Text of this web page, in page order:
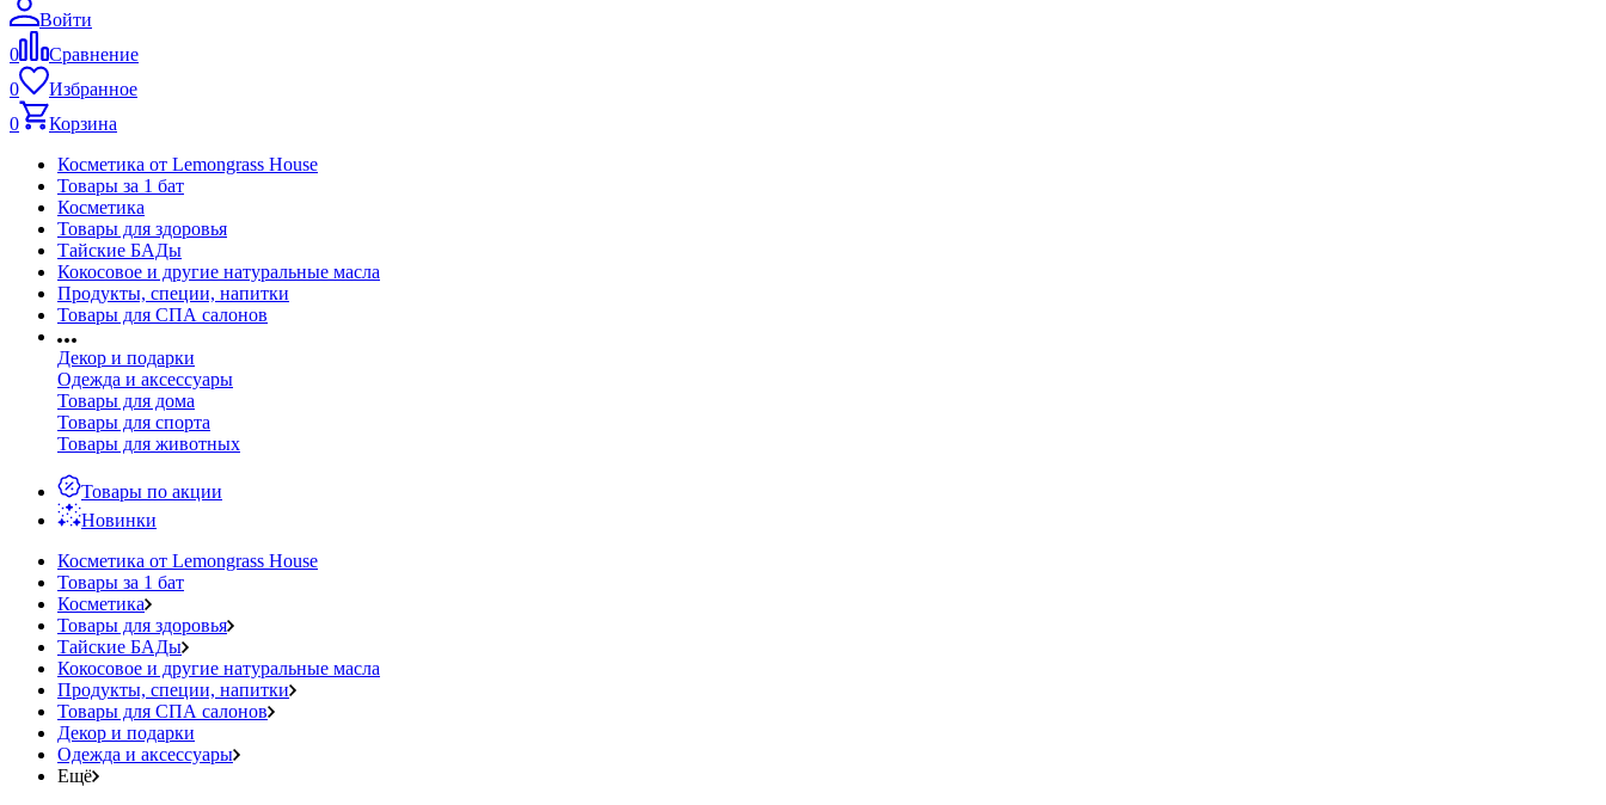
Войти
0
Сравнение
0
Избранное
0
Корзина
Косметика от Lemongrass House
Товары за 1 бат
Косметика
Товары для здоровья
Тайские БАДы
Кокосовое и другие натуральные масла
Продукты, специи, напитки
Товары для СПА салонов
Декор и подарки
Одежда и аксессуары
Товары для дома
Товары для спорта
Товары для животных
Товары по акции
Новинки
Косметика от Lemongrass House
Товары за 1 бат
Косметика
Товары для здоровья
Тайские БАДы
Кокосовое и другие натуральные масла
Продукты, специи, напитки
Товары для СПА салонов
Декор и подарки
Одежда и аксессуары
Ещё